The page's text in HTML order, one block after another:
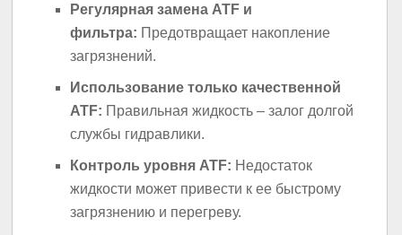
Регулярная замена ATF и
фильтра: Предотвращает накопление
загрязнений.
Использование только качественной
ATF: Правильная жидкость – залог долгой
службы гидравлики.
Контроль уровня ATF: Недостаток
жидкости может привести к ее быстрому
загрязнению и перегреву.